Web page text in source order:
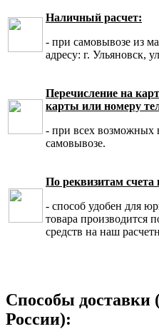
Наличный расчет:
- при самовывозе из
адресу: г. Ульяновск,
Перечисление на
карты или номеру
- при всех возможных
самовывозе.
По реквизитам счета
- способ удобен для
товара производится
средств на наш
Способы доставки
России):